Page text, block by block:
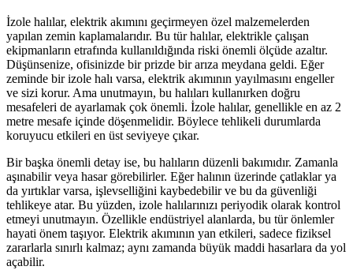
İzole halılar, elektrik akımını geçirmeyen özel malzemelerden
yapılan zemin kaplamalarıdır. Bu tür halılar, elektrikle çalışan
ekipmanların etrafında kullanıldığında riski önemli ölçüde azaltır.
Düşünsenize, ofisinizde bir prizde bir arıza meydana geldi. Eğer
zeminde bir izole halı varsa, elektrik akımının yayılmasını engeller
ve sizi korur. Ama unutmayın, bu halıları kullanırken doğru
mesafeleri de ayarlamak çok önemli. İzole halılar, genellikle en az 2
metre mesafe içinde döşenmelidir. Böylece tehlikeli durumlarda
koruyucu etkileri en üst seviyeye çıkar.
Bir başka önemli detay ise, bu halıların düzenli bakımıdır. Zamanla
aşınabilir veya hasar görebilirler. Eğer halının üzerinde çatlaklar ya
da yırtıklar varsa, işlevselliğini kaybedebilir ve bu da güvenliği
tehlikeye atar. Bu yüzden, izole halılarınızı periyodik olarak kontrol
etmeyi unutmayın. Özellikle endüstriyel alanlarda, bu tür önlemler
hayati önem taşıyor. Elektrik akımının yan etkileri, sadece fiziksel
zararlarla sınırlı kalmaz; aynı zamanda büyük maddi hasarlara da yol
açabilir.